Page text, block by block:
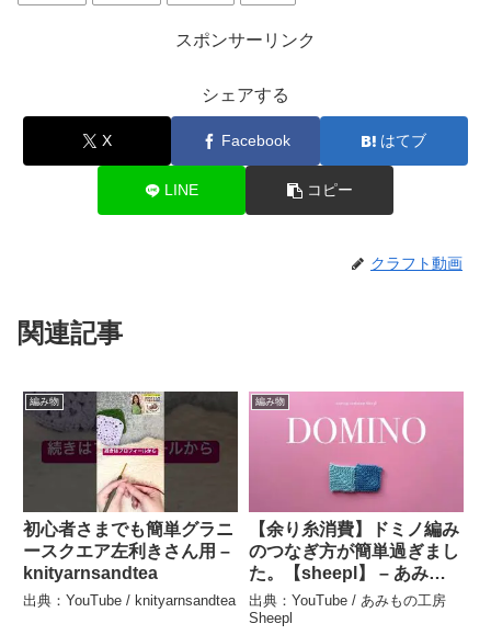
スポンサーリンク
シェアする
X Facebook はてブ
LINE コピー
クラフト動画
関連記事
編み物
初心者さまでも簡単グラニ
ースクエア左利きさん用 –
knityarnsandtea
出典：YouTube / knityarnsandtea
編み物
【余り糸消費】ドミノ編み
のつなぎ方が簡単過ぎまし
た。【sheepl】 – あみも
の工房 Sheepl
出典：YouTube / あみもの工房
Sheepl